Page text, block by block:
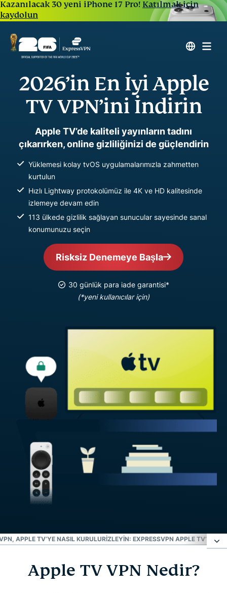
Kazanılacak 30 yeni iPhone 17 Pro! Katılmak için
kaydolun
2026’in En İyi Apple
TV VPN’ini İndirin
Apple TV’de kaliteli yayınların tadını
çıkarırken, online gizliliğinizi de güçlendirin
Yüklemesi kolay tvOS uygulamalarımızla zahmetten
kurtulun
Hızlı Lightway protokolümüz ile 4K ve HD kalitesinde
izlemeye devam edin
113 ülkede gizlilik sağlayan sunucular sayesinde sanal
konumunuzu seçin
Risksiz Denemeye Başla
30 günlük para iade garantisi*
(*yeni kullanıcılar için)
APPLE TV’YE NASIL KURULURİZLEYIN: EXPRESSVPN APPLE TV’DE
Apple TV VPN Nedir?
Apple TV VPN Nedir?